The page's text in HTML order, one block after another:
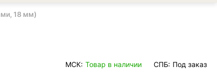
18 мм)
МСК: Товар в наличии СПБ: Под заказ